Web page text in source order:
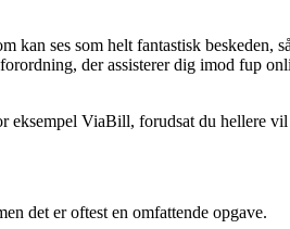
kan ses som helt fantastisk beskeden,
der assisterer dig imod fup
eksempel ViaBill, forudsat du hellere vil
det er oftest en omfattende opgave.